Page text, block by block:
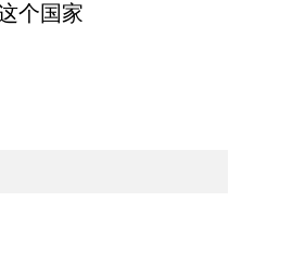
个国家